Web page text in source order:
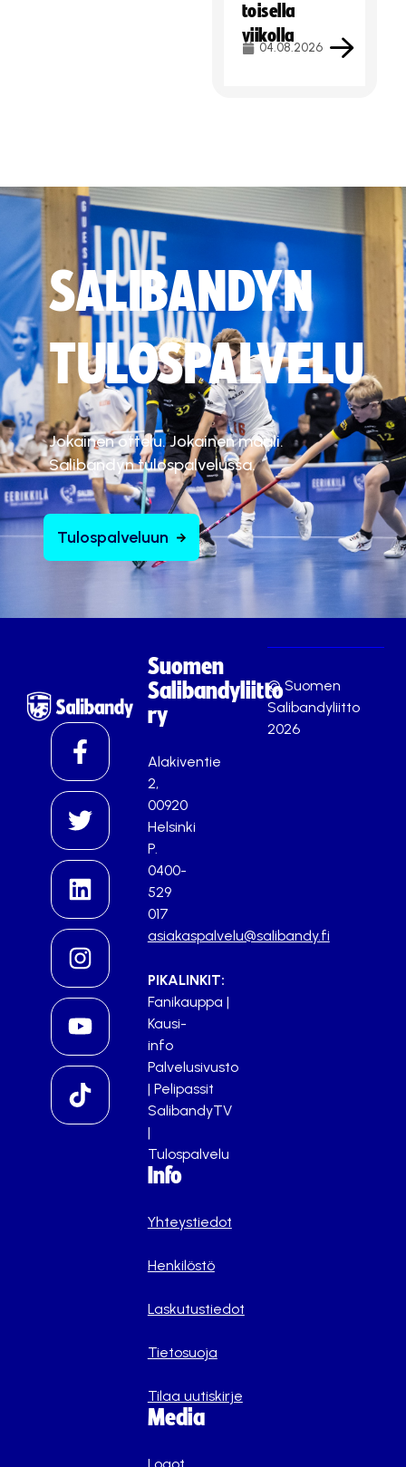
toisella
viikolla
04.08.2026
SALIBANDYN
TULOSPALVELU
Jokainen ottelu. Jokainen maali.
Salibandyn tulospalvelussa.
Tulospalveluun
Suomen
Salibandyliitto
ry
Alakiventie
2,
00920
Helsinki
P.
0400-
529
017
asiakaspalvelu@salibandy.fi
PIKALINKIT:
Fanikauppa |
Kausi-
info
Palvelusivusto
| Pelipassit
SalibandyTV
|
Tulospalvelu
Info
Yhteystiedot
Henkilöstö
Laskutustiedot
Tietosuoja
Tilaa uutiskirje
Media
© Suomen
Salibandyliitto
2026